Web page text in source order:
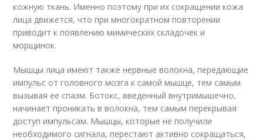
кожную ткань. Именно поэтому при их сокращении кожа
лица движется, что при многократном повторении
приводит к появлению мимических складочек и
морщинок.
Мышцы лица имеют также нервные волокна, передающие
импульс от головного мозга к самой мышце, тем самым
вызывая ее спазм. Ботокс, введенный внутримышечно,
начинает проникать в волокна, тем самым перекрывая
доступ импульсам. Мышцы, которые не получили
необходимого сигнала, перестают активно сокращаться,